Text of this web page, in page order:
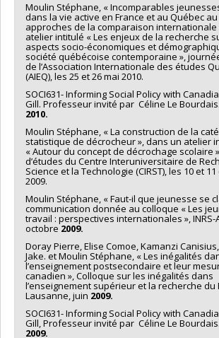
Moulin Stéphane, « Incomparables
dans la vie active en France et au Québec
approches de la comparaison internationale
atelier intitulé « Les enjeux de la recherche
aspects socio-économiques et
société québécoise contemporaine »,
de l’Association Internationale des études
(AIEQ), les 25 et 26 mai 2010.
SOCI631- Informing Social Policy with
Gill. Professeur invité par Céline Le
2010.
Moulin Stéphane, « La construction de la
statistique de décrocheur », dans un atelier
« Autour du concept de décrochage scolaire
d’études du Centre Interuniversitaire de
Science et la Technologie (CIRST), les 10 et
2009.
Moulin Stéphane, « Faut-il que jeunesse se
communication donnée au colloque « Les
travail : perspectives internationales », INRS-
octobre 2009.
Doray Pierre, Elise Comoe, Kamanzi
Jake. et Moulin Stéphane, « Les inégalités
l’enseignement postsecondaire et leur
canadien », Colloque sur les inégalités dans
l’enseignement supérieur et la recherche du
Lausanne, juin 2009.
SOCI631- Informing Social Policy with
Gill, Professeur invité par Céline Le
2009.